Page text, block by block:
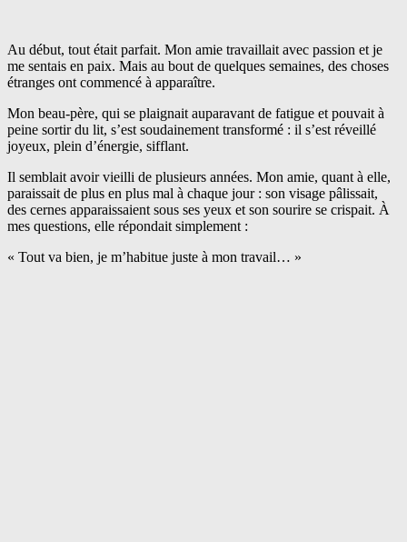
Au début, tout était parfait. Mon amie travaillait avec passion et je
me sentais en paix. Mais au bout de quelques semaines, des choses
étranges ont commencé à apparaître.
Mon beau-père, qui se plaignait auparavant de fatigue et pouvait à
peine sortir du lit, s’est soudainement transformé : il s’est réveillé
joyeux, plein d’énergie, sifflant.
Il semblait avoir vieilli de plusieurs années. Mon amie, quant à elle,
paraissait de plus en plus mal à chaque jour : son visage pâlissait,
des cernes apparaissaient sous ses yeux et son sourire se crispait. À
mes questions, elle répondait simplement :
« Tout va bien, je m’habitue juste à mon travail… »